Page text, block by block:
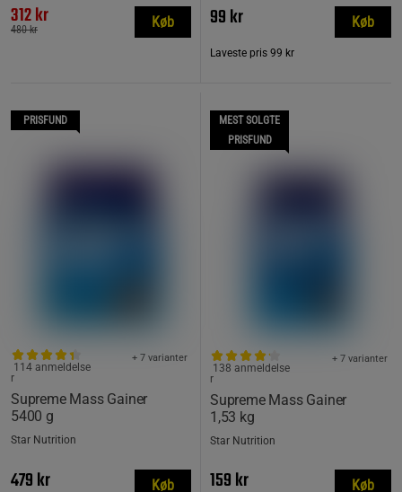
312 kr
480 kr Køb 99 kr
Laveste pris 99 kr
Køb
PRISFUND
Supreme Mass Gainer
5400 g
+ 7 varianter
114 anmeldelse
r
Star Nutrition
479 kr Køb
MEST SOLGTE
PRISFUND
Supreme Mass Gainer
1,53 kg
+ 7 varianter
138 anmeldelse
r
Star Nutrition
159 kr Køb